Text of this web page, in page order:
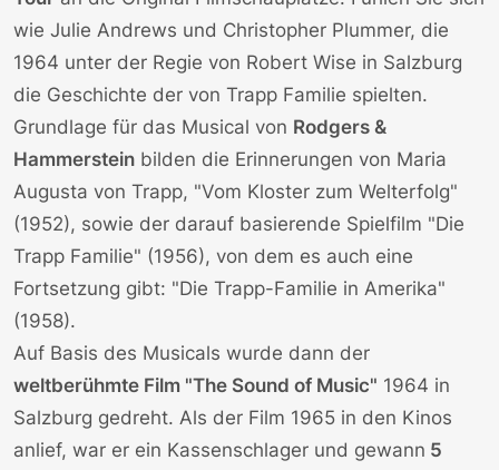
wie Julie Andrews und Christopher Plummer, die
1964 unter der Regie von Robert Wise in Salzburg
die Geschichte der von Trapp Familie spielten.
Grundlage für das Musical von Rodgers &
Hammerstein bilden die Erinnerungen von Maria
Augusta von Trapp, "Vom Kloster zum Welterfolg"
(1952), sowie der darauf basierende Spielfilm "Die
Trapp Familie" (1956), von dem es auch eine
Fortsetzung gibt: "Die Trapp-Familie in Amerika"
(1958).
Auf Basis des Musicals wurde dann der
weltberühmte Film "The Sound of Music" 1964 in
Salzburg gedreht. Als der Film 1965 in den Kinos
anlief, war er ein Kassenschlager und gewann 5